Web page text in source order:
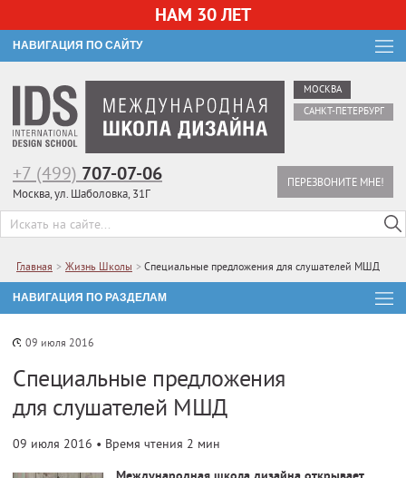
НАМ 30 ЛЕТ
НАВИГАЦИЯ ПО САЙТУ
МОСКВА
САНКТ-ПЕТЕРБУРГ
ПЕРЕЗВОНИТЕ МНЕ!
+7 (499) 707-07-06
Москва, ул. Шаболовка, 31Г
Главная > Жизнь Школы > Специальные предложения для слушателей МШД
09 июля 2016
Специальные предложения
для слушателей МШД
09 июля 2016 • Время чтения 2 мин
НАВИГАЦИЯ ПО РАЗДЕЛАМ